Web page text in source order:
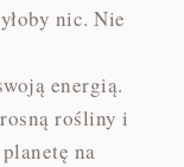
nic. Nie
energią.
rośliny i
na